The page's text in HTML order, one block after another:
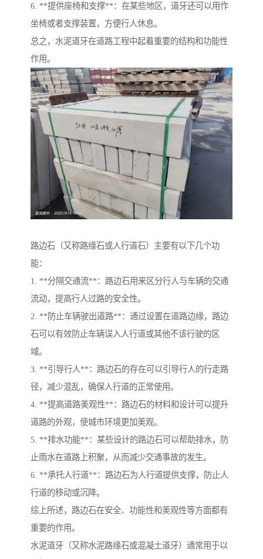
6. **提供座椅和支撑**：在某些地区，道牙还可以用作
坐椅或者支撑装置，方便行人休息。
总之，水泥道牙在道路工程中起着重要的结构和功能性
作用。
路边石（又称路缘石或人行道石）主要有以下几个功
能：
1. **分隔交通流**：路边石用来区分行人与车辆的交通
流动，提高行人过路的安全性。
2. **防止车辆驶出道路**：通过设置在道路边缘，路边
石可以有效防止车辆误入人行道或其他不该行驶的区
域。
3. **引导行人**：路边石的存在可以引导行人的行走路
径，减少混乱，确保人行道的正常使用。
4. **提高道路美观性**：路边石的材料和设计可以提升
道路的外观，使城市环境更加美观。
5. **排水功能**：某些设计的路边石可以帮助排水，防
止雨水在道路上积聚，从而减少交通事故的发生。
6. **承托人行道**：路边石为人行道提供支撑，防止人
行道的移动或沉降。
综上所述，路边石在安全、功能性和美观性等方面都有
重要的作用。
水泥道牙（又称水泥路缘石或混凝土道牙）通常用于以